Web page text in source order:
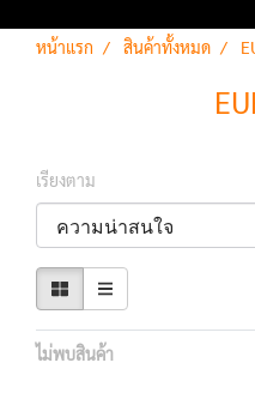
หน้าแรก สินค้าทั้งหมด
เรียงตาม
ไม่พบสินค้า